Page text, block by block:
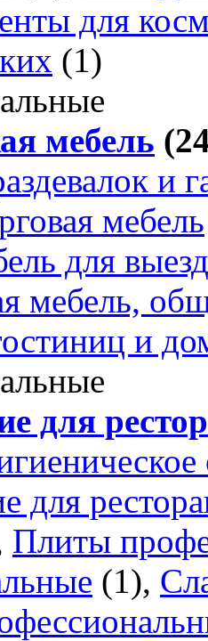
для
(1)
мебель
и
мебель
для
мебель,
и
для
для
Плиты
(1),